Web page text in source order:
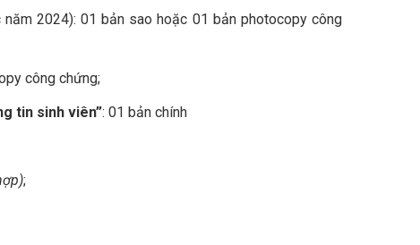
2024): 01 bản sao hoặc 01 bản photocopy công
công chứng;
tin sinh viên”: 01 bản chính
;